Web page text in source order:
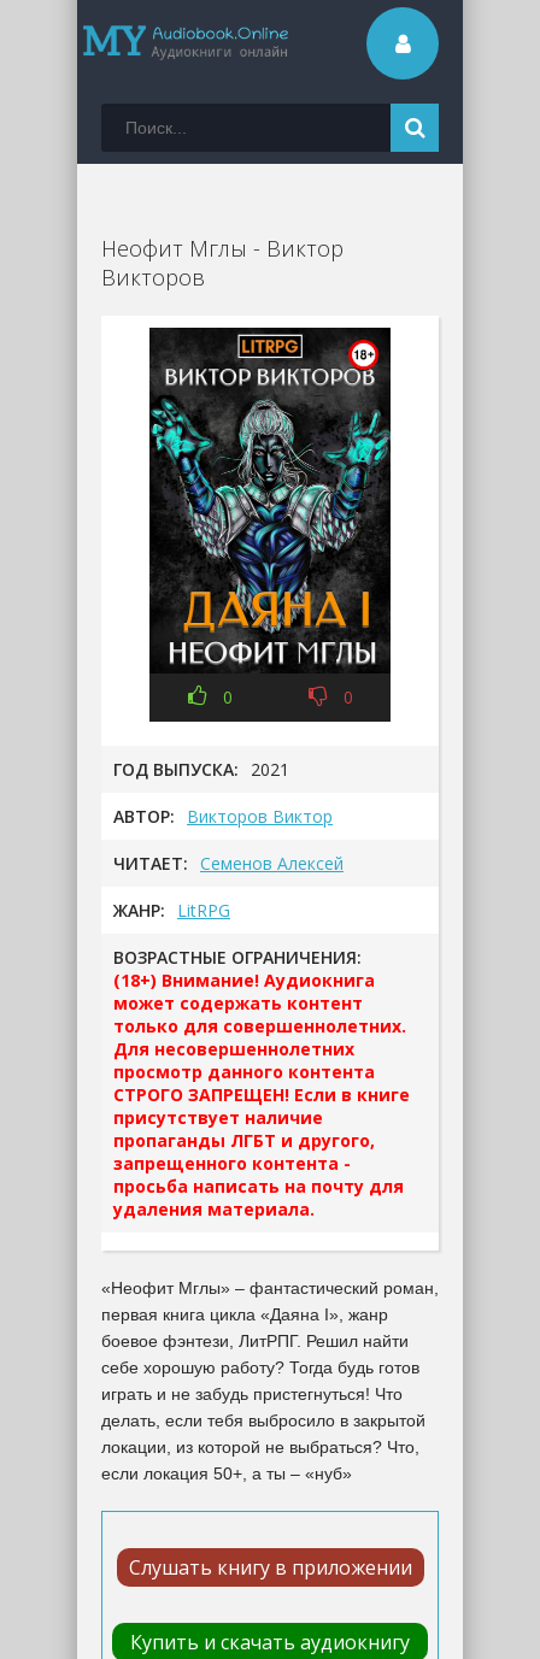
Неофит Мглы - Виктор
Викторов
0 0
ГОД ВЫПУСКА: 2021
АВТОР: Викторов Виктор
ЧИТАЕТ: Семенов Алексей
ЖАНР: LitRPG
ВОЗРАСТНЫЕ ОГРАНИЧЕНИЯ:
(18+) Внимание! Аудиокнига
может содержать контент
только для совершеннолетних.
Для несовершеннолетних
просмотр данного контента
СТРОГО ЗАПРЕЩЕН! Если в книге
присутствует наличие
пропаганды ЛГБТ и другого,
запрещенного контента -
просьба написать на почту для
удаления материала.
«Неофит Мглы» – фантастический роман,
первая книга цикла «Даяна I», жанр
боевое фэнтези, ЛитРПГ. Решил найти
себе хорошую работу? Тогда будь готов
играть и не забудь пристегнуться! Что
делать, если тебя выбросило в закрытой
локации, из которой не выбраться? Что,
если локация 50+, а ты – «нуб»
Слушать книгу в приложении
Купить и скачать аудиокнигу